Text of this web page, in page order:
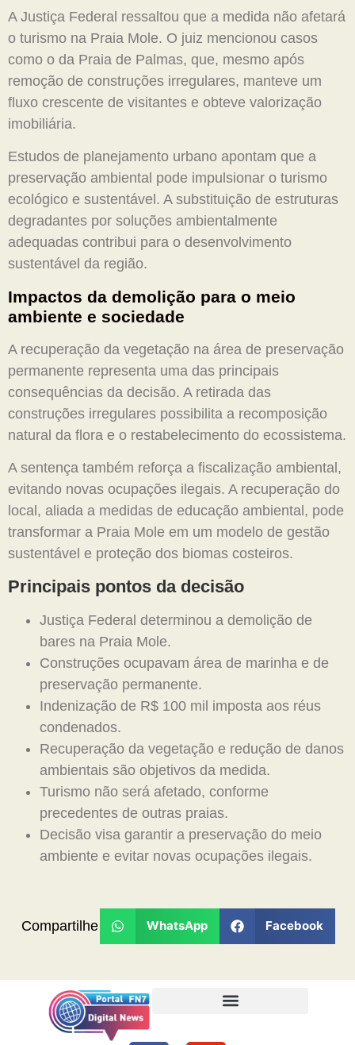
A Justiça Federal ressaltou que a medida não afetará
o turismo na Praia Mole. O juiz mencionou casos
como o da Praia de Palmas, que, mesmo após
remoção de construções irregulares, manteve um
fluxo crescente de visitantes e obteve valorização
imobiliária.
Estudos de planejamento urbano apontam que a
preservação ambiental pode impulsionar o turismo
ecológico e sustentável. A substituição de estruturas
degradantes por soluções ambientalmente
adequadas contribui para o desenvolvimento
sustentável da região.
Impactos da demolição para o meio
ambiente e sociedade
A recuperação da vegetação na área de preservação
permanente representa uma das principais
consequências da decisão. A retirada das
construções irregulares possibilita a recomposição
natural da flora e o restabelecimento do ecossistema.
A sentença também reforça a fiscalização ambiental,
evitando novas ocupações ilegais. A recuperação do
local, aliada a medidas de educação ambiental, pode
transformar a Praia Mole em um modelo de gestão
sustentável e proteção dos biomas costeiros.
Principais pontos da decisão
Justiça Federal determinou a demolição de
bares na Praia Mole.
Construções ocupavam área de marinha e de
preservação permanente.
Indenização de R$ 100 mil imposta aos réus
condenados.
Recuperação da vegetação e redução de danos
ambientais são objetivos da medida.
Turismo não será afetado, conforme
precedentes de outras praias.
Decisão visa garantir a preservação do meio
ambiente e evitar novas ocupações ilegais.
Compartilhe WhatsApp Facebook